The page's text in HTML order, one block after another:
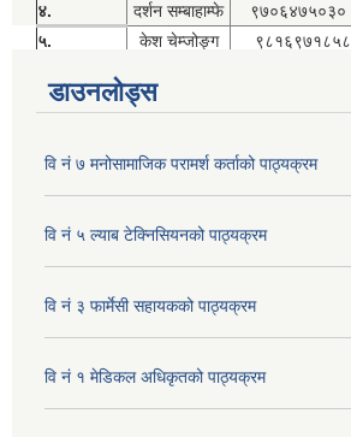
४.
दर्शन सम्बाहाम्फे
९७०६४७५०३०
५.
केश चेम्जोङ्ग ९८१६९७१८५८
डाउनलोड्स
वि नं ७ मनोसामाजिक परामर्श कर्ताको पाठ्यक्रम
वि नं ५ ल्याब टेक्निसियनको पाठ्यक्रम
वि नं ३ फार्मेसी सहायकको पाठ्यक्रम
वि नं १ मेडिकल अधिकृतको पाठ्यक्रम